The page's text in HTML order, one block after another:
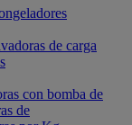
de carga
con bomba de
de